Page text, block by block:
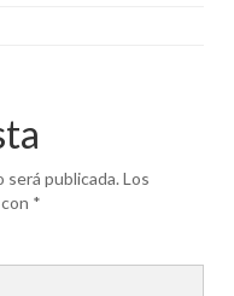
publicada. Los
*